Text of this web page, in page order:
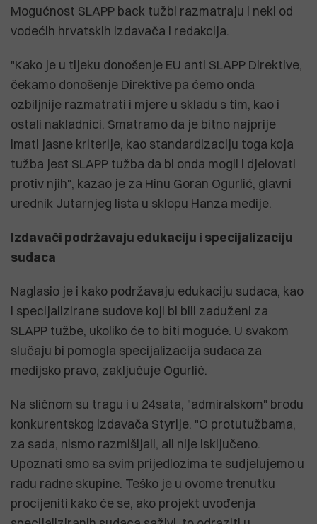
Mogućnost SLAPP back tužbi razmatraju i neki od
vodećih hrvatskih izdavača i redakcija.
"Kako je u tijeku donošenje EU anti SLAPP Direktive,
čekamo donošenje Direktive pa ćemo onda
ozbiljnije razmatrati i mjere u skladu s tim, kao i
ostali nakladnici. Smatramo da je bitno najprije
imati jasne kriterije, kao standardizaciju toga koja
tužba jest SLAPP tužba da bi onda mogli i djelovati
protiv njih", kazao je za Hinu Goran Ogurlić, glavni
urednik Jutarnjeg lista u sklopu Hanza medije.
Izdavači podržavaju edukaciju i specijalizaciju
sudaca
Naglasio je i kako podržavaju edukaciju sudaca, kao
i specijalizirane sudove koji bi bili zaduženi za
SLAPP tužbe, ukoliko će to biti moguće. U svakom
slučaju bi pomogla specijalizacija sudaca za
medijsko pravo, zaključuje Ogurlić.
Na sličnom su tragu i u 24sata, "admiralskom" brodu
konkurentskog izdavača Styrije. "O protutužbama,
za sada, nismo razmišljali, ali nije isključeno.
Upoznati smo sa svim prijedlozima te sudjelujemo u
radu radne skupine. Teško je u ovome trenutku
procijeniti kako će se, ako projekt uvođenja